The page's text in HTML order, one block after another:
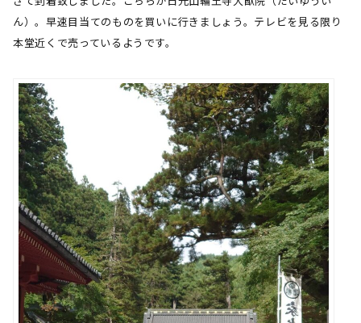
ん）。早速目当てのものを買いに行きましょう。テレビを見る限り
本堂近くで売っているようです。